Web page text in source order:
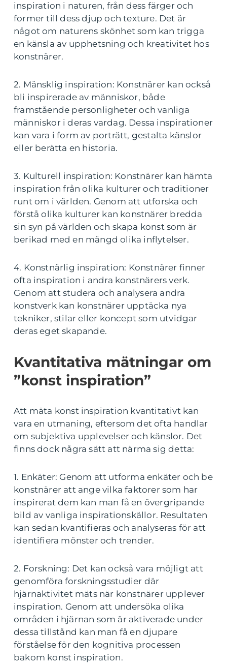
inspiration i naturen, från dess färger och
former till dess djup och texture. Det är
något om naturens skönhet som kan trigga
en känsla av upphetsning och kreativitet hos
konstnärer.
2. Mänsklig inspiration: Konstnärer kan också
bli inspirerade av människor, både
framstående personligheter och vanliga
människor i deras vardag. Dessa inspirationer
kan vara i form av porträtt, gestalta känslor
eller berätta en historia.
3. Kulturell inspiration: Konstnärer kan hämta
inspiration från olika kulturer och traditioner
runt om i världen. Genom att utforska och
förstå olika kulturer kan konstnärer bredda
sin syn på världen och skapa konst som är
berikad med en mängd olika inflytelser.
4. Konstnärlig inspiration: Konstnärer finner
ofta inspiration i andra konstnärers verk.
Genom att studera och analysera andra
konstverk kan konstnärer upptäcka nya
tekniker, stilar eller koncept som utvidgar
deras eget skapande.
Kvantitativa mätningar om
”konst inspiration”
Att mäta konst inspiration kvantitativt kan
vara en utmaning, eftersom det ofta handlar
om subjektiva upplevelser och känslor. Det
finns dock några sätt att närma sig detta:
1. Enkäter: Genom att utforma enkäter och be
konstnärer att ange vilka faktorer som har
inspirerat dem kan man få en övergripande
bild av vanliga inspirationskällor. Resultaten
kan sedan kvantifieras och analyseras för att
identifiera mönster och trender.
2. Forskning: Det kan också vara möjligt att
genomföra forskningsstudier där
hjärnaktivitet mäts när konstnärer upplever
inspiration. Genom att undersöka olika
områden i hjärnan som är aktiverade under
dessa tillstånd kan man få en djupare
förståelse för den kognitiva processen
bakom konst inspiration.